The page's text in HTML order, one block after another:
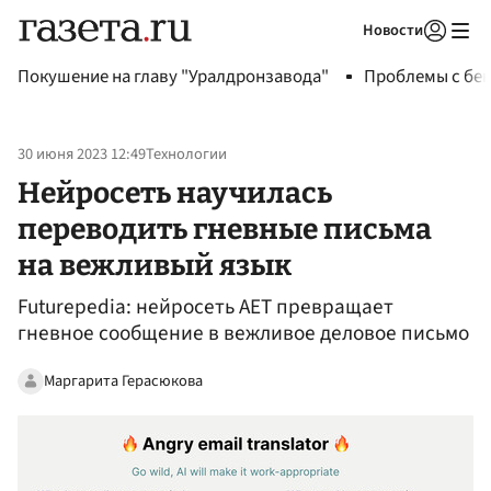
Новости
Покушение на главу "Уралдронзавода" Проблемы с
30 июня 2023 12:49Технологии
Нейросеть научилась
переводить гневные письма
на вежливый язык
Futurepedia: нейросеть AET превращает
гневное сообщение в вежливое деловое письмо
Маргарита Герасюкова